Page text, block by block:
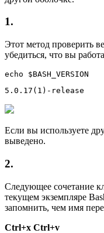
1.
Этот метод проверить
убедиться, что вы
echo $BASH_VERSION
5.0.17(1)-release
Если вы используете
выведено.
2.
Следующее сочетание
текущем экземпляре
запомнить, чем имя
Ctrl+x Ctrl+v